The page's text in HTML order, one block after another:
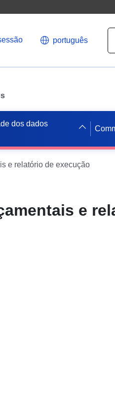
português
dos dados
e relatório de execução
e